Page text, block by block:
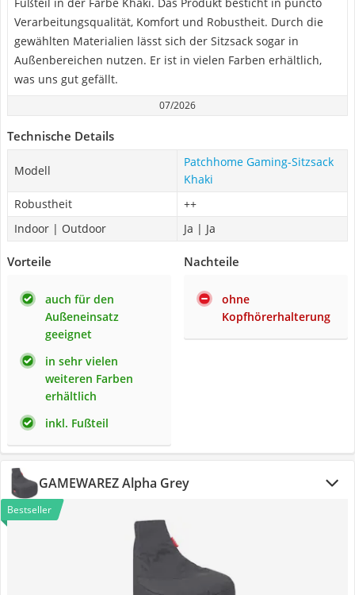
Verarbeitungsqualität, Komfort und Robustheit. Durch die
gewählten Materialien lässt sich der Sitzsack sogar in
Außenbereichen nutzen. Er ist in vielen Farben erhältlich,
was uns gut gefällt.
07/2026
Technische Details
Modell
Patchhome Gaming-Sitzsack
Khaki
Robustheit
++
Indoor | Outdoor
Ja | Ja
Vorteile
auch für den
Außeneinsatz
geeignet
in sehr vielen
weiteren Farben
erhältlich
inkl. Fußteil
Nachteile
ohne
Kopfhörerhalterung
GAMEWAREZ Alpha Grey
Bestseller